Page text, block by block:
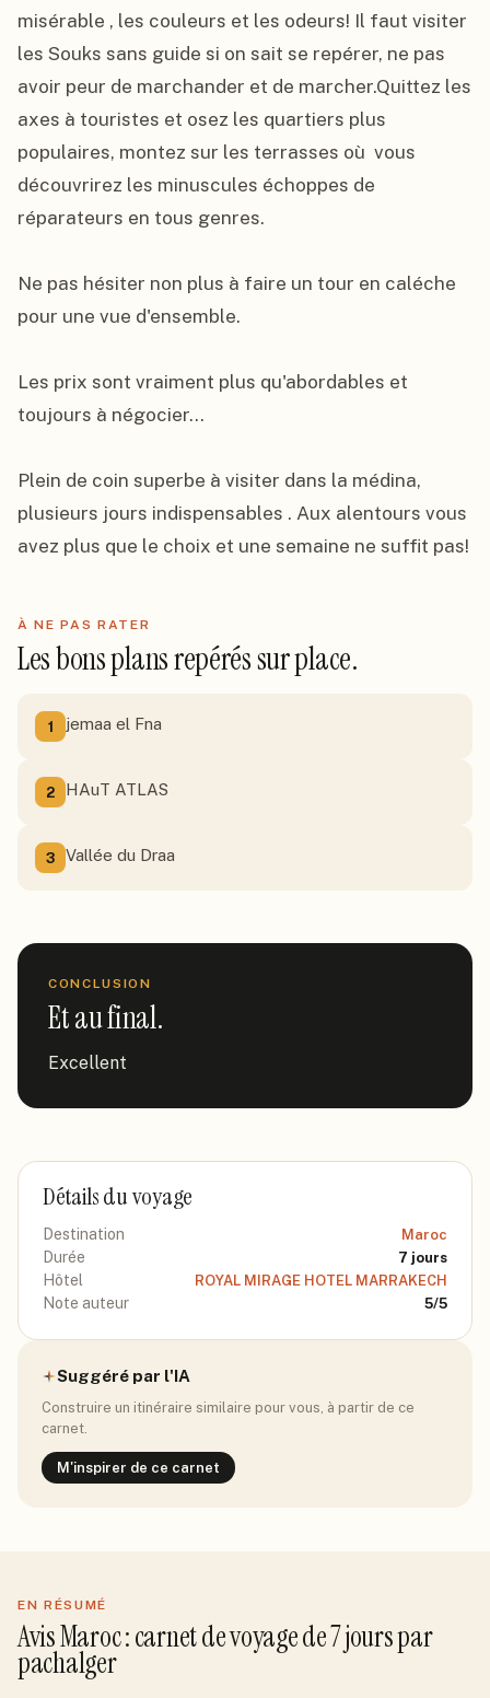
misérable , les couleurs et les odeurs! Il faut visiter
les Souks sans guide si on sait se repérer, ne pas
avoir peur de marchander et de marcher.Quittez les
axes à touristes et osez les quartiers plus
populaires, montez sur les terrasses où  vous
découvrirez les minuscules échoppes de
réparateurs en tous genres.
Ne pas hésiter non plus à faire un tour en caléche
pour une vue d'ensemble.
Les prix sont vraiment plus qu'abordables et
toujours à négocier...
Plein de coin superbe à visiter dans la médina,
plusieurs jours indispensables . Aux alentours vous
avez plus que le choix et une semaine ne suffit pas!
À NE PAS RATER
Les bons plans repérés sur place.
1 jemaa el Fna
2 HAuT ATLAS
3 Vallée du Draa
CONCLUSION
Et au final.
Excellent
Détails du voyage
Destination Maroc
Durée 7 jours
Hôtel ROYAL MIRAGE HOTEL MARRAKECH
Note auteur 5/5
Suggéré par l'IA
Construire un itinéraire similaire pour vous, à partir de ce
carnet.
M'inspirer de ce carnet
EN RÉSUMÉ
AvisMaroc: carnet de voyage de7jourspar
pachalger